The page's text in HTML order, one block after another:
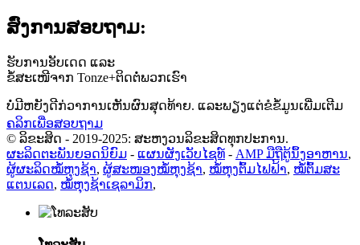
ສົ່ງການສອບຖາມ:
ຮັບການອັບເດດ ແລະ
ຂໍ້ສະເໜີຈາກ Tonze+ຕິດຕໍ່ພວກເຮົາ
ບໍ່ມີຫຍັງດີກ່ວາການເຫັນຜົນສຸດທ້າຍ. ແລະພຽງແຕ່ຂໍຂໍ້ມູນເພີ່ມເຕີມ
ຄລິກເພື່ອສອບຖາມ
© ລິຂະສິດ - 2019-2025: ສະຫງວນລິຂະສິດທຸກປະການ.
ຜະລິດຕະພັນຍອດນິຍົມ - ແຜນຜັງເວັບໄຊທ໌ - AMP ມືຖືຕູ້ນຶ້ງອາຫານ,
ຜູ້ຜະລິດໝໍ້ຫຸງຊ້າ, ຜູ້ສະໜອງໝໍ້ຫຸງຊ້າ, ໝໍ້ຫຸງຕົ້ມໄຟຟ້າ, ໝໍ້ຕົ້ມສະ
ແຕນເລດ, ໝໍ້ຫຸງຊ້າເຊລາມິກ,